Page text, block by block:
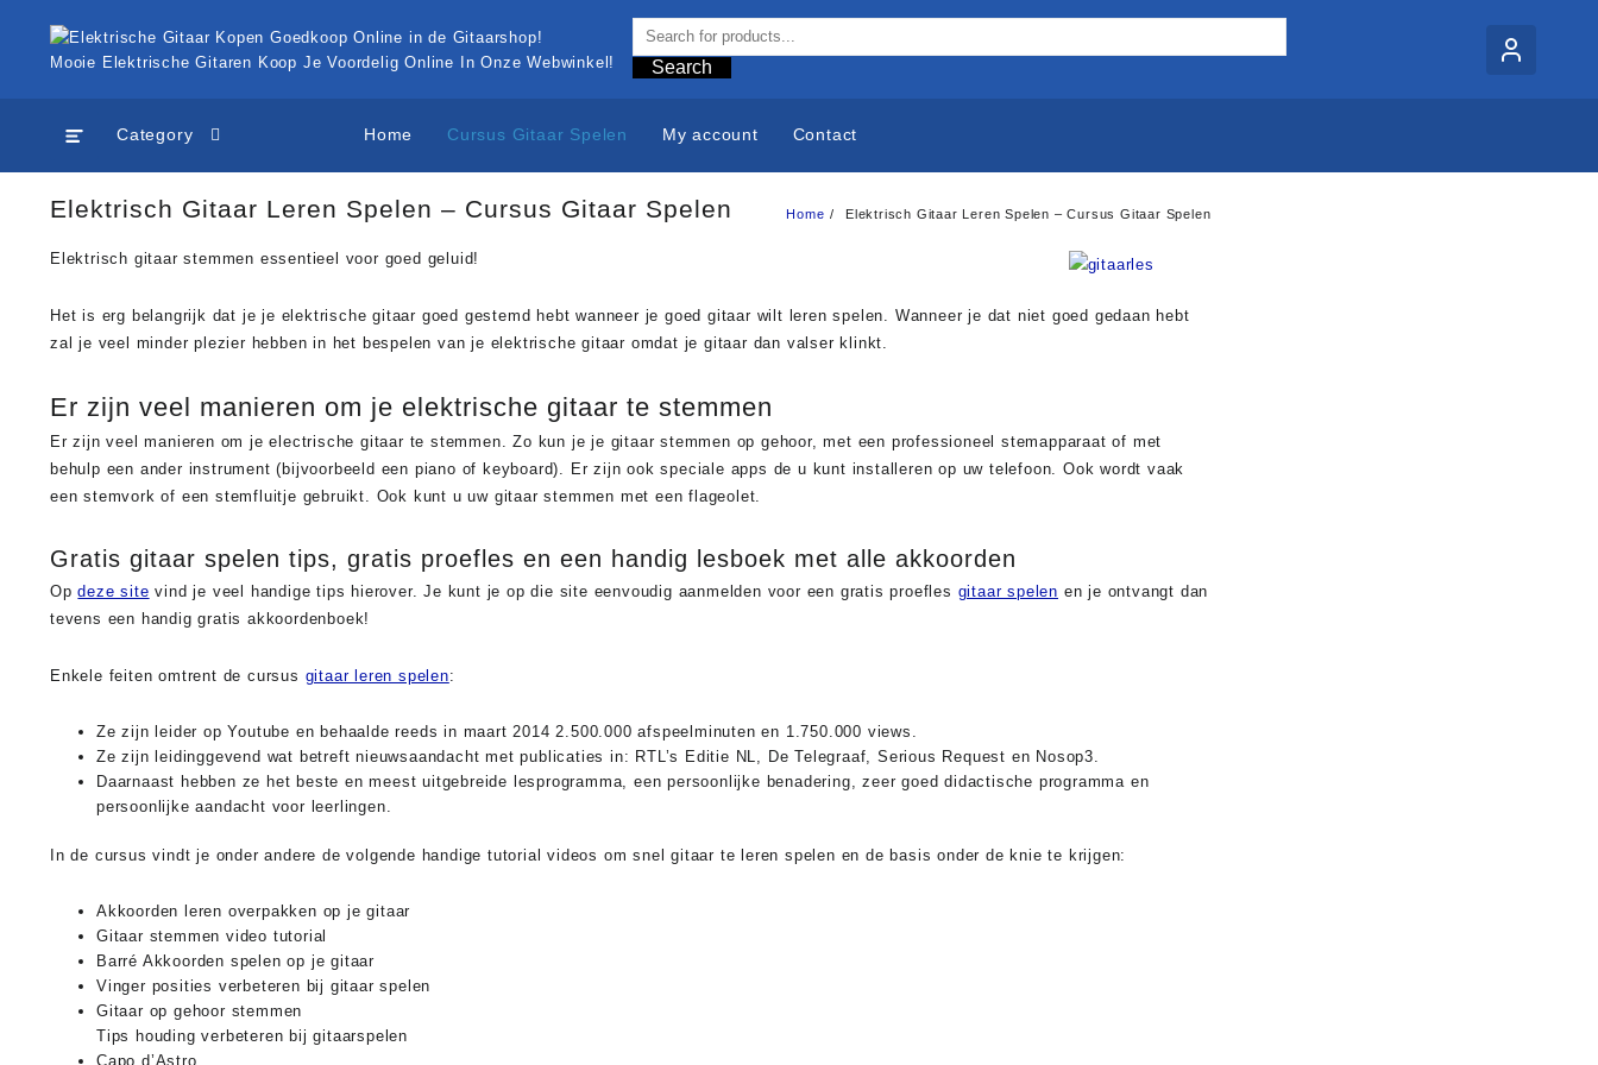
Mooie Elektrische Gitaren Koop Je Voordelig Online In Onze Webwinkel! Search
Category Home Cursus Gitaar Spelen My account Contact
Elektrisch Gitaar Leren Spelen – Cursus Gitaar Spelen Home Elektrisch Gitaar Leren Spelen – Cursus Gitaar Spelen
Elektrisch gitaar stemmen essentieel voor goed geluid!
Het is erg belangrijk dat je je elektrische gitaar goed gestemd hebt wanneer je goed gitaar wilt leren spelen. Wanneer je dat niet goed gedaan hebt
zal je veel minder plezier hebben in het bespelen van je elektrische gitaar omdat je gitaar dan valser klinkt.
Er zijn veel manieren om je elektrische gitaar te stemmen
Er zijn veel manieren om je electrische gitaar te stemmen. Zo kun je je gitaar stemmen op gehoor, met een professioneel stemapparaat of met
behulp een ander instrument (bijvoorbeeld een piano of keyboard). Er zijn ook speciale apps de u kunt installeren op uw telefoon. Ook wordt vaak
een stemvork of een stemfluitje gebruikt. Ook kunt u uw gitaar stemmen met een flageolet.
Gratis gitaar spelen tips, gratis proefles en een handig lesboek met alle akkoorden
Opdeze site vind je veel handige tips hierover. Je kunt je op die site eenvoudig aanmelden voor een gratis proefles gitaar spelen en je ontvangt dan
tevens een handig gratis akkoordenboek!
Enkele feiten omtrent de cursus gitaar leren spelen:
Ze zijn leider op Youtube en behaalde reeds in maart 2014 2.500.000 afspeelminuten en 1.750.000 views.
Ze zijn leidinggevend wat betreft nieuwsaandacht met publicaties in: RTL’s Editie NL, De Telegraaf, Serious Request en Nosop3.
Daarnaast hebben ze het beste en meest uitgebreide lesprogramma, een persoonlijke benadering, zeer goed didactische programma en
persoonlijke aandacht voor leerlingen.
In de cursus vindt je onder andere de volgende handige tutorial videos om snel gitaar te leren spelen en de basis onder de knie te krijgen:
Akkoorden leren overpakken op je gitaar
Gitaar stemmen video tutorial
Barré Akkoorden spelen op je gitaar
Vinger posities verbeteren bij gitaar spelen
Gitaar op gehoor stemmen
Tips houding verbeteren bij gitaarspelen
Capo d’Astro